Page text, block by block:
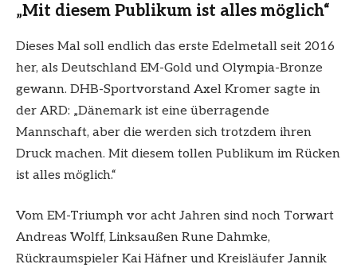
„Mit diesem Publikum ist alles möglich“
Dieses Mal soll endlich das erste Edelmetall seit 2016
her, als Deutschland EM-Gold und Olympia-Bronze
gewann. DHB-Sportvorstand Axel Kromer sagte in
der ARD: „Dänemark ist eine überragende
Mannschaft, aber die werden sich trotzdem ihren
Druck machen. Mit diesem tollen Publikum im Rücken
ist alles möglich.“
Vom EM-Triumph vor acht Jahren sind noch Torwart
Andreas Wolff, Linksaußen Rune Dahmke,
Rückraumspieler Kai Häfner und Kreisläufer Jannik